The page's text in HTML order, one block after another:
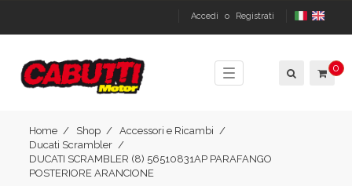
Accedi o Registrati
Toggle
navigation
0
Home Shop
Accessori e Ricambi
Ducati Scrambler
DUCATI SCRAMBLER (8) 56510831AP PARAFANGO
POSTERIORE ARANCIONE